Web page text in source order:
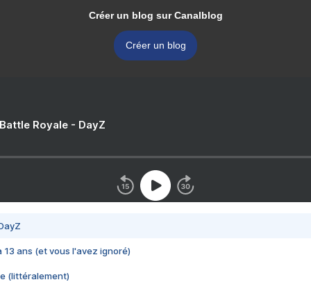
Créer un blog sur Canalblog
Créer un blog
Royale - DayZ
13 ans (et vous l'avez ignoré)
(littéralement)